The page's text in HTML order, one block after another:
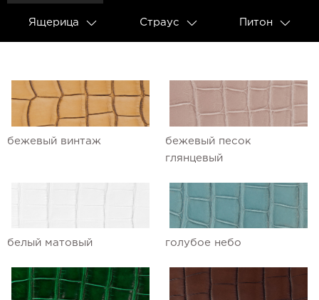
Ящерица Страус Питон
бежевый винтаж
бежевый песок
глянцевый
белый матовый голубое небо